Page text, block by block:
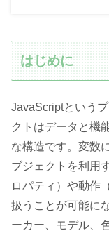
はじめに
JavaScriptという
クトはデータと機
な構造です。変数
ブジェクトを利用
ロパティ）や動作
扱うことが可能に
ーカー、モデル、